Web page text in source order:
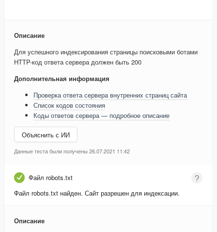
Описание
Для успешного индексирования страницы поисковыми ботами
HTTP-код ответа сервера должен быть 200
Дополнительная информация
Проверка ответа сервера внутренних страниц сайта
Список кодов состояния
Коды ответов сервера — подробное описание
Объяснить с ИИ
Данные теста были получены 26.07.2021 11:42
Файл robots.txt
Файл robots.txt найден. Сайт разрешен для индексации.
Описание